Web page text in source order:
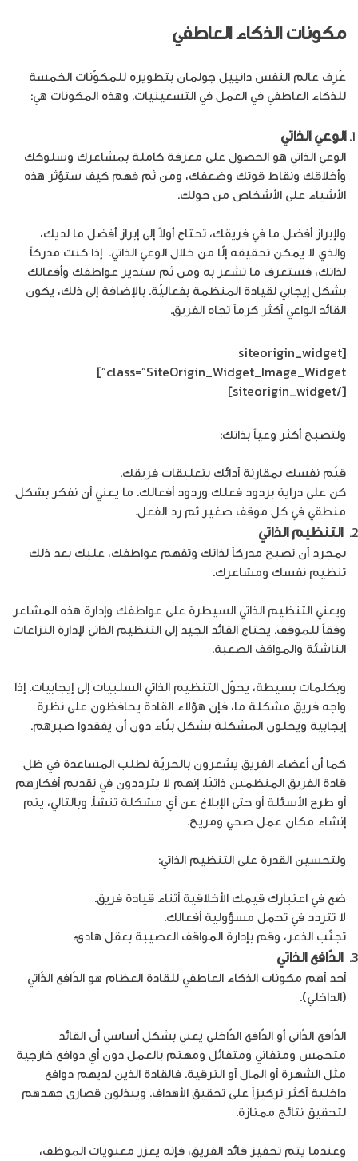
مكونات الذكاء العاطفي
عُرِف عالم النفس دانييل جولمان بتطويره للمكوّنات الخمسة
للذكاء العاطفي في العمل في التسعينيات. وهذه المكونات هي:
الوعي الذاتي
الوعي الذاتي هو الحصول على معرفة كاملة بمشاعرك وسلوكك
وأخلاقك ونقاط قوتك وضعفك، ومن ثم فهم كيف ستؤثر هذه
الأشياء على الأشخاص من حولك.
ولإبراز أفضل ما في فريقك، تحتاج أولاً إلى إبراز أفضل ما لديك،
والذي لا يمكن تحقيقه إلّا من خلال الوعي الذاتي. إذا كنت مدركاً
لذاتك، فستعرف ما تشعر به ومن ثم ستدير عواطفك وأفعالك
بشكل إيجابي لقيادة المنظمة بفعاليّة. بالإضافة إلى ذلك، يكون
القائد الواعي أكثر كرماً تجاه الفريق.
[siteorigin_widget
class=”SiteOrigin_Widget_Image_Widget”]
[/siteorigin_widget]
ولتصبح أكثر وعياً بذاتك:
قيّم نفسك بمقارنة أدائك بتعليقات فريقك.
كن على دراية بردود فعلك وردود أفعالك. ما يعني أن نفكر بشكل
منطقي في كل موقف صغير ثم رد الفعل.
التنظيم الذاتي
بمجرد أن تصبح مدركاً لذاتك وتفهم عواطفك، عليك بعد ذلك
تنظيم نفسك ومشاعرك.
ويعني التنظيم الذاتي السيطرة على عواطفك وإدارة هذه المشاعر
وفقاً للموقف. يحتاج القائد الجيد إلى التنظيم الذاتي لإدارة النزاعات
الناشئة والمواقف الصعبة.
وبكلمات بسيطة، يحوّل التنظيم الذاتي السلبيات إلى إيجابيات. إذا
واجه فريق مشكلة ما، فإن هؤلاء القادة يحافظون على نظرة
إيجابية ويحلون المشكلة بشكل بنّاء دون أن يفقدوا صبرهم.
كما أن أعضاء الفريق يشعرون بالحريّة لطلب المساعدة في ظل
قادة الفريق المنظمين ذاتيًا. إنهم لا يترددون في تقديم أفكارهم
أو طرح الأسئلة أو حتى الإبلاغ عن أي مشكلة تنشأ. وبالتالي، يتم
إنشاء مكان عمل صحي ومريح.
ولتحسين القدرة على التنظيم الذاتي:
ضع في اعتبارك قيمك الأخلاقية أثناء قيادة فريق.
لا تتردد في تحمل مسؤولية أفعالك.
تجنّب الذعر، وقم بإدارة المواقف العصيبة بعقل هادئ.
الدّافع الذاتي
أحد أهم مكونات الذكاء العاطفي للقادة العظام هو الدّافع الذّاتي
(الداخلي).
الدّافع الذّاتي أو الدّافع الدّاخلي يعني بشكل أساسي أن القائد
متحمس ومتفاني ومتفائل ومهتم بالعمل دون أي دوافع خارجية
مثل الشهرة أو المال أو الترقية. فالقادة الذين لديهم دوافع
داخلية أكثر تركيزاً على تحقيق الأهداف. ويبذلون قصارى جهدهم
لتحقيق نتائج ممتازة.
وعندما يتم تحفيز قائد الفريق، فإنه يعزز معنويات الموظف،